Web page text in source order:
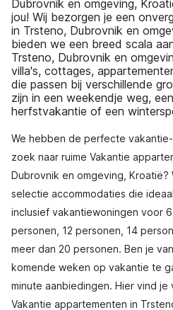
Dubrovnik en omgeving,
jou! Wij bezorgen je een
in Trsteno, Dubrovnik en
bieden we een breed scala
Trsteno, Dubrovnik en
villa's, cottages,
die passen bij verschillende
zijn in een weekendje weg,
herfstvakantie of een
We hebben de perfecte
zoek naar ruime Vakantie
Dubrovnik en omgeving, Kroatië?
selectie accommodaties die
inclusief vakantiewoningen voor
personen, 12 personen, 14
meer dan 20 personen. Ben je
komende weken op vakantie te
minute aanbiedingen. Hier vind
Vakantie appartementen in